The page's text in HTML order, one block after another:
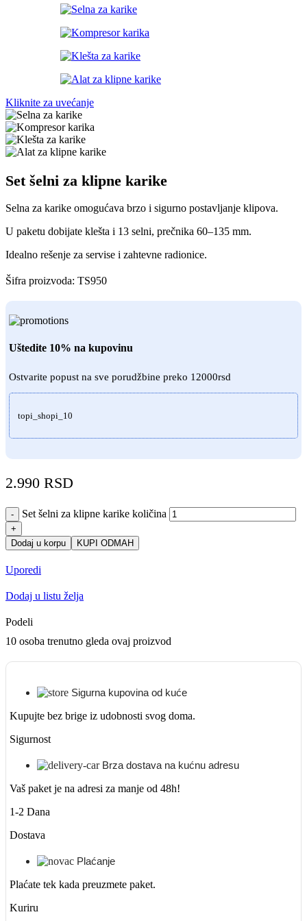
Kliknite za uvećanje
Set šelni za klipne karike
Selna za karike omogućava brzo i sigurno postavljanje klipova.
U paketu dobijate klešta i 13 selni, prečnika 60–135 mm.
Idealno rešenje za servise i zahtevne radionice.
Šifra proizvoda: TS950
Uštedite 10% na kupovinu
Ostvarite popust na sve porudžbine preko 12000rsd
topi_shopi_10
2.990 RSD
- Set šelni za klipne karike količina
+
Dodaj u korpu
KUPI ODMAH
Uporedi
Dodaj u listu želja
Podeli
10 osoba trenutno gleda ovaj proizvod
Sigurna kupovina od kuće
Kupujte bez brige iz udobnosti svog doma.
Sigurnost
Brza dostava na kućnu adresu
Vaš paket je na adresi za manje od 48h!
1-2 Dana
Dostava
Plaćanje
Plaćate tek kada preuzmete paket.
Kuriru